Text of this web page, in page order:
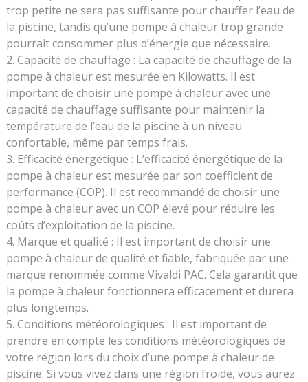
trop petite ne sera pas suffisante pour chauffer l’eau de
la piscine, tandis qu’une pompe à chaleur trop grande
pourrait consommer plus d’énergie que nécessaire.
Capacité de chauffage : La capacité de chauffage de la
pompe à chaleur est mesurée en Kilowatts. Il est
important de choisir une pompe à chaleur avec une
capacité de chauffage suffisante pour maintenir la
température de l’eau de la piscine à un niveau
confortable, même par temps frais.
Efficacité énergétique : L’efficacité énergétique de la
pompe à chaleur est mesurée par son coefficient de
performance (COP). Il est recommandé de choisir une
pompe à chaleur avec un COP élevé pour réduire les
coûts d’exploitation de la piscine.
Marque et qualité : Il est important de choisir une
pompe à chaleur de qualité et fiable, fabriquée par une
marque renommée comme Vivaldi PAC. Cela garantit que
la pompe à chaleur fonctionnera efficacement et durera
plus longtemps.
Conditions météorologiques : Il est important de
prendre en compte les conditions météorologiques de
votre région lors du choix d’une pompe à chaleur de
piscine. Si vous vivez dans une région froide, vous aurez